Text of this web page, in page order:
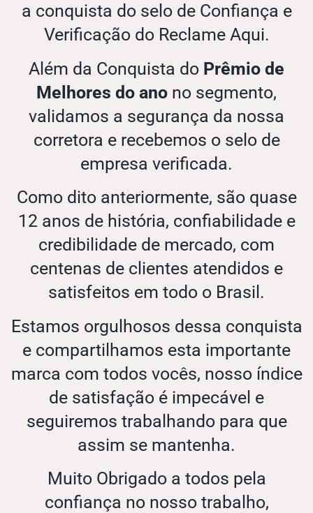
a conquista do selo de Confiança e
Verificação do Reclame Aqui.
Além da Conquista do Prêmio de
Melhores do ano no segmento,
validamos a segurança da nossa
corretora e recebemos o selo de
empresa verificada.
Como dito anteriormente, são quase
12 anos de história, confiabilidade e
credibilidade de mercado, com
centenas de clientes atendidos e
satisfeitos em todo o Brasil.
Estamos orgulhosos dessa conquista
e compartilhamos esta importante
marca com todos vocês, nosso índice
de satisfação é impecável e
seguiremos trabalhando para que
assim se mantenha.
Muito Obrigado a todos pela
confiança no nosso trabalho,